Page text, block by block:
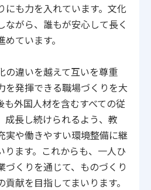
にも力を入れています。文化
ながら、誰もが安心して長く
ています。
の違いを越えて互いを尊重
を発揮できる職場づくりを大
も外国人材を含むすべての従
成長し続けられるよう、教
実や働きやすい環境整備に継
ります。これからも、一人ひ
づくりを通じて、ものづくり
献を目指してまいります。